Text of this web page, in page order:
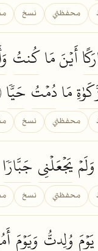
محفظتي نسخ
أَيۡنَ مَاكُنتُ
مَادُمۡتُ حَيّٗا
محفظتي نسخ
وَلَمۡيَجۡعَلۡنِي جَبَّارٗا
محفظتي نسخ
يَوۡمَ وُلِدتُّ وَيَوۡمَ